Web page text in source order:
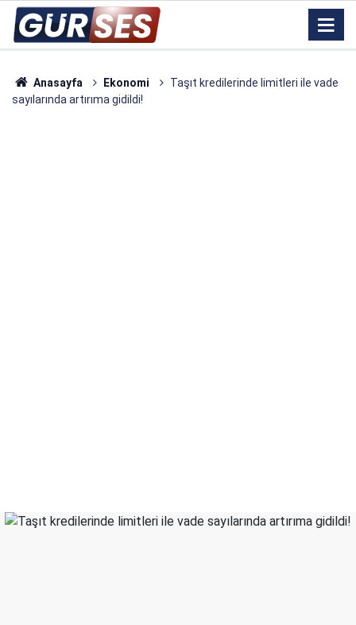
Anasayfa Ekonomi
Taşıt kredilerinde limitleri ile vade
sayılarında artırıma gidildi!